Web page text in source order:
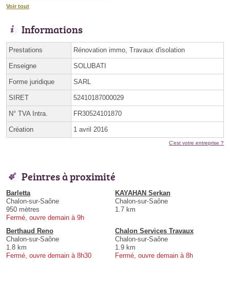
Voir tout
Informations
Prestations Rénovation immo, Travaux d'isolation
Enseigne SOLUBATI
Forme juridique SARL
SIRET 52410187000029
N° TVA Intra. FR30524101870
Création 1 avril 2016
C'est votre entreprise ?
Peintres à proximité
Barletta
Chalon-sur-Saône
950 mètres
Fermé, ouvre demain à 9h
KAYAHAN Serkan
Chalon-sur-Saône
1.7 km
Berthaud Reno
Chalon-sur-Saône
1.8 km
Fermé, ouvre demain à 8h30
Chalon Services Travaux
Chalon-sur-Saône
1.9 km
Fermé, ouvre demain à 8h